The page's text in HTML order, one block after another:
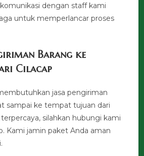
dengan staff kami
untuk memperlancar proses
Barang ke
Cilacap
jasa pengiriman
sampai ke tempat tujuan dari
silahkan hubungi kami
Kami jamin paket Anda aman